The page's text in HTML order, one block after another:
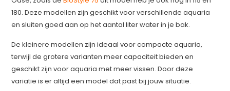
180. Deze modellen zijn geschikt voor verschillende aquaria
en sluiten goed aan op het aantal liter water in je bak.
De kleinere modellen zijn ideaal voor compacte aquaria,
terwijl de grotere varianten meer capaciteit bieden en
geschikt zijn voor aquaria met meer vissen. Door deze
variatie is er altijd een model dat past bij jouw situatie.